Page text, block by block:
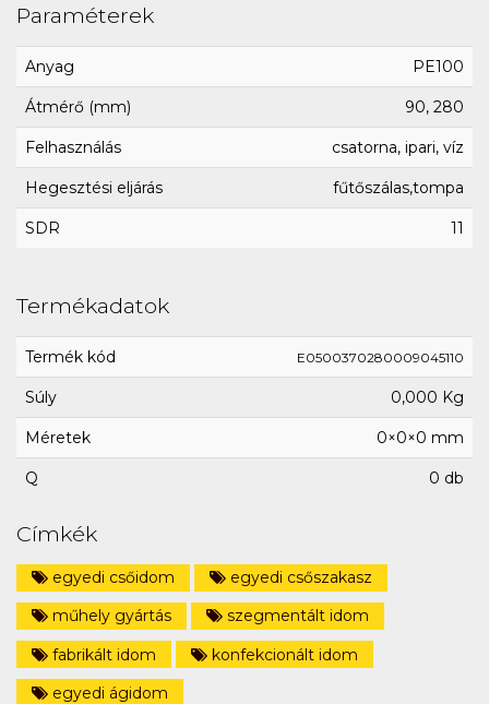
Paraméterek
Anyag PE100
Átmérő (mm) 90, 280
Felhasználás csatorna, ipari, víz
Hegesztési eljárás fűtőszálas,tompa
SDR 11
Termékadatok
Termék kód E0500370280009045110
Súly 0,000 Kg
Méretek 0×0×0 mm
Q 0 db
Címkék
egyedi csőidom
egyedi csőszakasz
műhely gyártás
szegmentált idom
fabrikált idom
konfekcionált idom
egyedi ágidom